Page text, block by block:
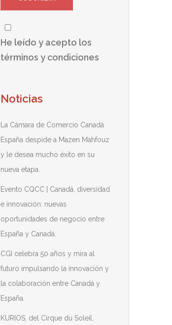
He leído y acepto los
términos y condiciones
Noticias
La Cámara de Comercio Canadá
España despide a Mazen Mahfouz
y le desea mucho éxito en su
nueva etapa.
Evento CQCC | Canadá, diversidad
e innovación: nuevas
oportunidades de negocio entre
España y Canadá.
CGI celebra 50 años y mira al
futuro impulsando la innovación y
la colaboración entre Canadá y
España.
KURIOS, del Cirque du Soleil.